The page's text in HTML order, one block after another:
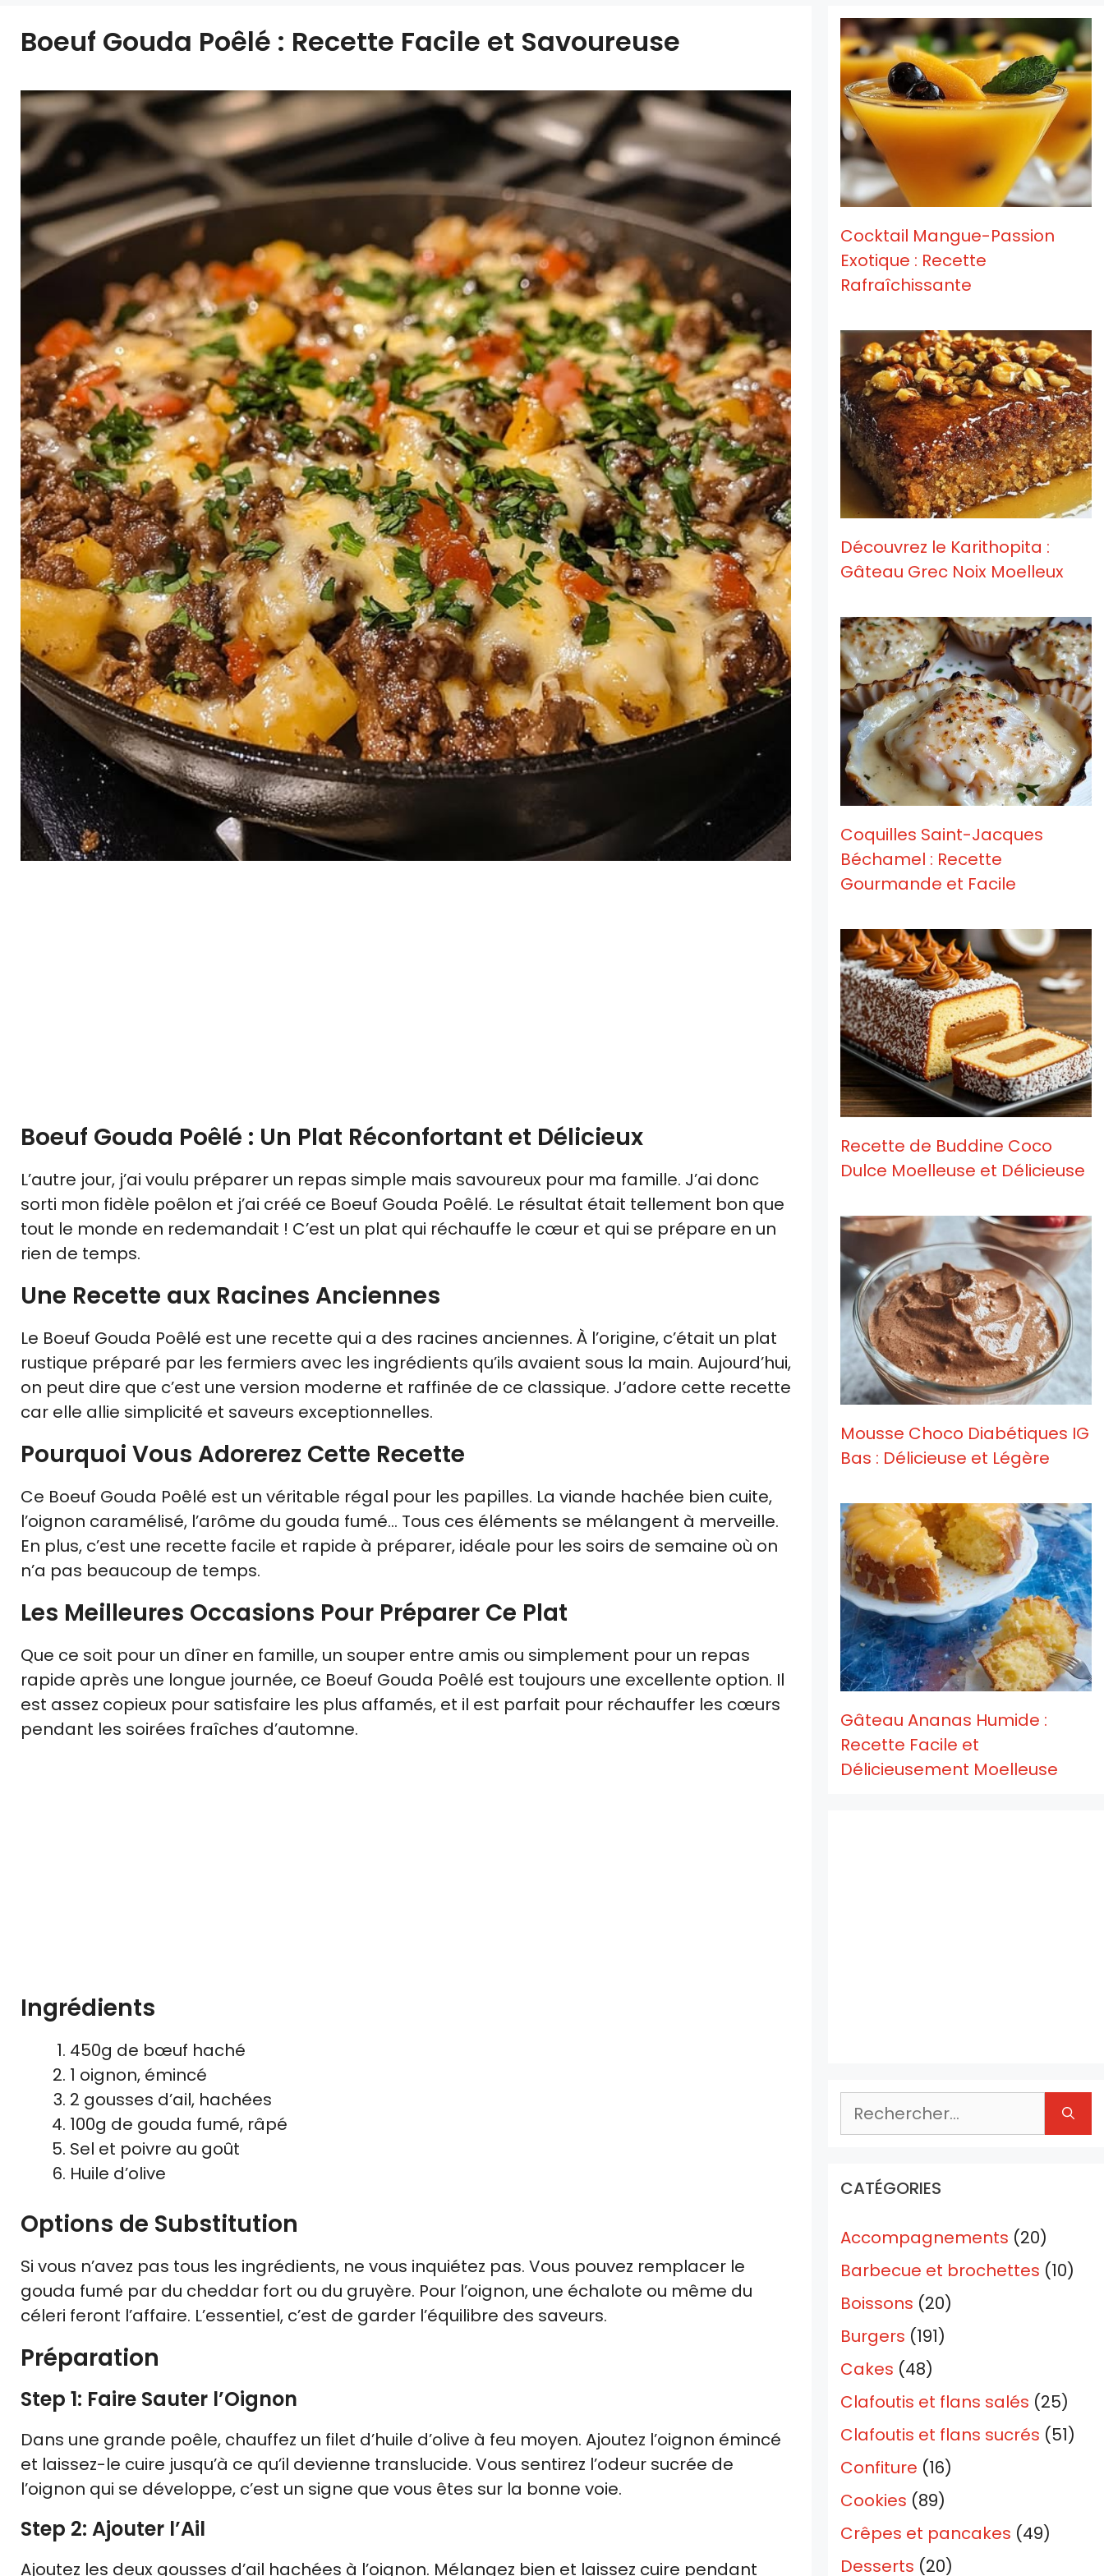
Boeuf Gouda Poêlé : Recette Facile et Savoureuse
Boeuf Gouda Poêlé : Un Plat Réconfortant et Délicieux
L’autre jour, j’ai voulu préparer un repas simple mais savoureux pour ma famille. J’ai donc
sorti mon fidèle poêlon et j’ai créé ce Boeuf Gouda Poêlé. Le résultat était tellement bon que
tout le monde en redemandait ! C’est un plat qui réchauffe le cœur et qui se prépare en un
rien de temps.
Une Recette aux Racines Anciennes
Le Boeuf Gouda Poêlé est une recette qui a des racines anciennes. À l’origine, c’était un plat
rustique préparé par les fermiers avec les ingrédients qu’ils avaient sous la main. Aujourd’hui,
on peut dire que c’est une version moderne et raffinée de ce classique. J’adore cette recette
car elle allie simplicité et saveurs exceptionnelles.
Pourquoi Vous Adorerez Cette Recette
Ce Boeuf Gouda Poêlé est un véritable régal pour les papilles. La viande hachée bien cuite,
l’oignon caramélisé, l’arôme du gouda fumé… Tous ces éléments se mélangent à merveille.
En plus, c’est une recette facile et rapide à préparer, idéale pour les soirs de semaine où on
n’a pas beaucoup de temps.
Les Meilleures Occasions Pour Préparer Ce Plat
Que ce soit pour un dîner en famille, un souper entre amis ou simplement pour un repas
rapide après une longue journée, ce Boeuf Gouda Poêlé est toujours une excellente option. Il
est assez copieux pour satisfaire les plus affamés, et il est parfait pour réchauffer les cœurs
pendant les soirées fraîches d’automne.
Ingrédients
450g de bœuf haché
1 oignon, émincé
2 gousses d’ail, hachées
100g de gouda fumé, râpé
Sel et poivre au goût
Huile d’olive
Options de Substitution
Si vous n’avez pas tous les ingrédients, ne vous inquiétez pas. Vous pouvez remplacer le
gouda fumé par du cheddar fort ou du gruyère. Pour l’oignon, une échalote ou même du
céleri feront l’affaire. L’essentiel, c’est de garder l’équilibre des saveurs.
Préparation
Step 1: Faire Sauter l’Oignon
Dans une grande poêle, chauffez un filet d’huile d’olive à feu moyen. Ajoutez l’oignon émincé
et laissez-le cuire jusqu’à ce qu’il devienne translucide. Vous sentirez l’odeur sucrée de
l’oignon qui se développe, c’est un signe que vous êtes sur la bonne voie.
Step 2: Ajouter l’Ail
Ajoutez les deux gousses d’ail hachées à l’oignon. Mélangez bien et laissez cuire pendant
Cocktail Mangue-Passion
Exotique : Recette
Rafraîchissante
Découvrez le Karithopita :
Gâteau Grec Noix Moelleux
Coquilles Saint-Jacques
Béchamel : Recette
Gourmande et Facile
Recette de Buddine Coco
Dulce Moelleuse et Délicieuse
Mousse Choco Diabétiques IG
Bas : Délicieuse et Légère
Gâteau Ananas Humide :
Recette Facile et
Délicieusement Moelleuse
Rechercher :
CATÉGORIES
Accompagnements (20)
Barbecue et brochettes (10)
Boissons (20)
Burgers (191)
Cakes (48)
Clafoutis et flans salés (25)
Clafoutis et flans sucrés (51)
Confiture (16)
Cookies (89)
Crêpes et pancakes (49)
Desserts (20)